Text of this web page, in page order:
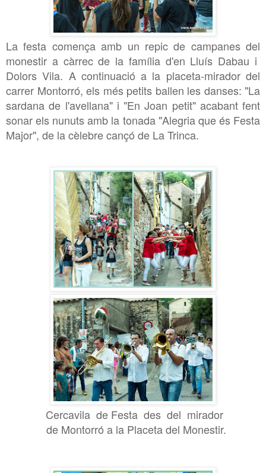
La festa comença amb un repic de campanes del
monestir a càrrec de la família d'en Lluís Dabau i
Dolors Vila. A continuació a la placeta-mirador del
carrer Montorró, els més petits ballen les danses: "La
sardana de l'avellana" i "En Joan petit" acabant fent
sonar els nunuts amb la tonada "Alegria que és Festa
Major", de la cèlebre cançó de La Trinca.
Cercavila de Festa des del mirador
de Montorró a la Placeta del Monestir.